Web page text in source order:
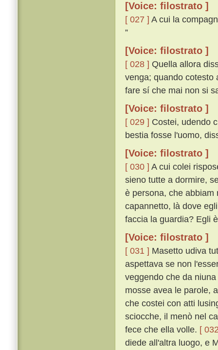
[Voice: filostrato ]
[ 027 ] A cui la
”
[Voice: filostrato ]
[ 028 ] Quella allora
venga; quando cotesto
fare sí che mai non si
[Voice: filostrato ]
[ 029 ] Costei, udendo
bestia fosse l'uomo,
[Voice: filostrato ]
[ 030 ] A cui colei
sieno tutte a dormire,
è persona, che abbiam
capannetto, là dove
faccia la guardia? Egli
[Voice: filostrato ]
[ 031 ] Masetto udiva
aspettava se non
veggendo che da
mosse avea le parole,
che costei con atti
sciocche, il menò nel
fece che ella volle. [
diede all'altra luogo, e